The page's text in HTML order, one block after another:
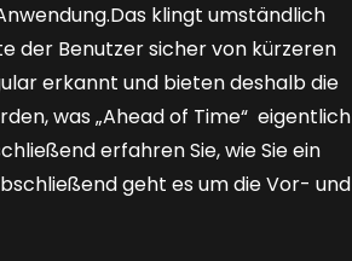
klingt umständlich
der Benutzer sicher von kürzeren
erkannt und bieten deshalb die
was „Ahead of Time“ eigent­lich
erfahren Sie, wie Sie ein
geht es um die Vor- und